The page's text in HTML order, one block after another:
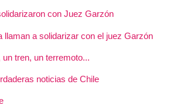
con Juez Garzón
llaman a solidarizar con el juez Garzón
tren, un terremoto...
noticias de Chile